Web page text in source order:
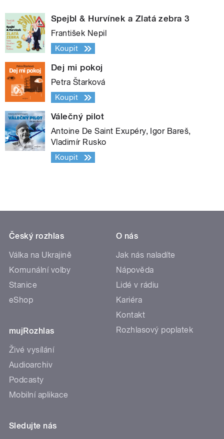
Spejbl & Hurvínek a Zlatá zebra 3
František Nepil
Koupit
Dej mi pokoj
Petra Štarková
Koupit
Válečný pilot
Antoine De Saint Exupéry, Igor Bareš,
Vladimír Rusko
Koupit
Český rozhlas
Válka na Ukrajině
Komunální volby
Stanice
eShop
mujRozhlas
Živé vysílání
Audioarchiv
Podcasty
Mobilní aplikace
O nás
Jak nás naladíte
Nápověda
Lidé v rádiu
Kariéra
Kontakt
Rozhlasový poplatek
Sledujte nás